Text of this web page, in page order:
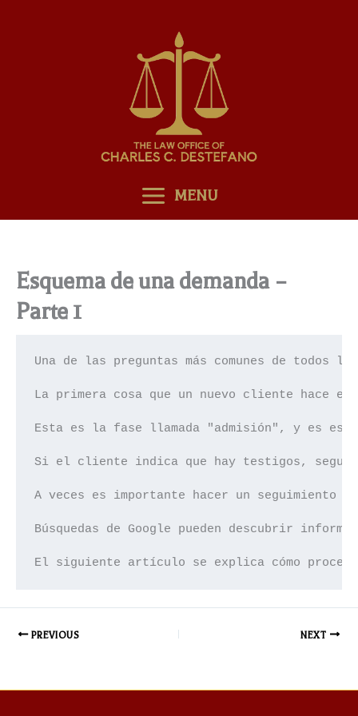
MENU
Esquema de una demanda –
Parte 1
Una de las preguntas más comunes de
La primera cosa que un nuevo cliente
Esta es la fase llamada "admisión", y es
Si el cliente indica que hay testigos,
A veces es importante hacer un
Búsquedas de Google pueden descubrir
El siguiente artículo se explica cómo
PREVIOUS NEXT